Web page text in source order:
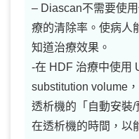
– Diascan不需要使
療的清除率。使病人
知道治療效果。
-在 HDF 治療中使用
substitution volume
透析機的「自動安裝
在透析機的時間，以